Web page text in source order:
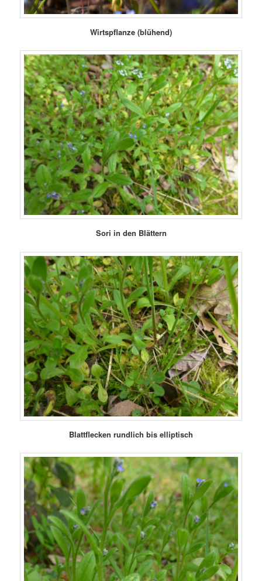
Wirtspflanze (blühend)
Sori in den Blättern
Blattflecken rundlich bis elliptisch